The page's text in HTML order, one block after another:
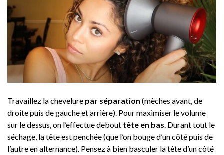
Travaillez la chevelure par séparation (mèches avant, de
droite puis de gauche et arrière). Pour maximiser le volume
sur le dessus, on l’effectue debout tête en bas. Durant tout le
séchage, la tête est penchée (que l’on bouge d’un côté puis de
l’autre en alternance). Pensez à bien basculer la tête d’un côté